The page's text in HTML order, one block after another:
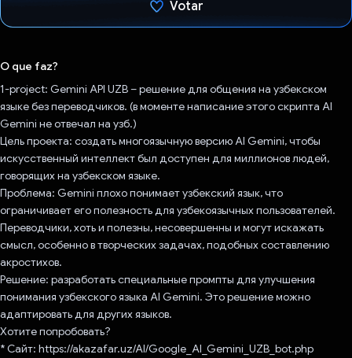
Votar
O que faz?
1-project: Gemini API UZB – решение для общения на узбекском
языке без переводчиков. (в моменте написание этого скрипта AI
Gemini не отвечал на узб.)
Цель проекта: создать многоязычную версию AI Gemini, чтобы
искусственный интеллект был доступен для миллионов людей,
говорящих на узбекском языке.
Проблема: Gemini плохо понимает узбекский язык, что
ограничивает его полезность для узбекоязычных пользователей.
Переводчики, хоть и полезны, несовершенны и могут искажать
смысл, особенно в творческих задачах, подобных составлению
акростихов.
Решение: разработать специальные промпты для улучшения
понимания узбекского языка AI Gemini. Это решение можно
адаптировать для других языков.
Хотите попробовать?
* Сайт: https://akazafar.uz/AI/Google_AI_Gemini_UZB_bot.php